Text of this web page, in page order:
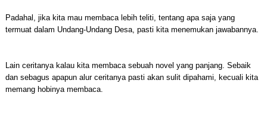
Padahal, jika kita mau membaca lebih teliti, tentang apa saja yang
termuat dalam Undang-Undang Desa, pasti kita menemukan jawabannya.
Lain ceritanya kalau kita membaca sebuah novel yang panjang. Sebaik
dan sebagus apapun alur ceritanya pasti akan sulit dipahami, kecuali kita
memang hobinya membaca.